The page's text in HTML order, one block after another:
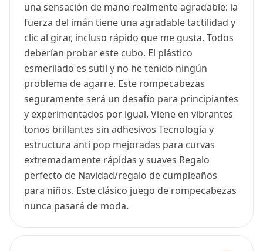
una sensación de mano realmente agradable: la
fuerza del imán tiene una agradable tactilidad y
clic al girar, incluso rápido que me gusta. Todos
deberían probar este cubo. El plástico
esmerilado es sutil y no he tenido ningún
problema de agarre. Este rompecabezas
seguramente será un desafío para principiantes
y experimentados por igual. Viene en vibrantes
tonos brillantes sin adhesivos Tecnología y
estructura anti pop mejoradas para curvas
extremadamente rápidas y suaves Regalo
perfecto de Navidad/regalo de cumpleaños
para niños. Este clásico juego de rompecabezas
nunca pasará de moda.